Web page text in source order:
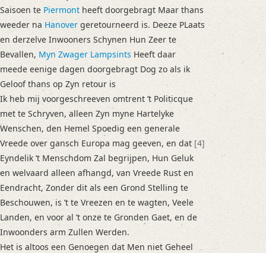
Saisoen te Piermont heeft doorgebragt Maar thans
weeder na Hanover geretourneerd is. Deeze PLaats
en derzelve Inwooners Schynen Hun Zeer te
Bevallen, Myn Zwager Lampsints Heeft daar
meede eenige dagen doorgebragt Dog zo als ik
Geloof thans op Zyn retour is
Ik heb mij voorgeschreeven omtrent ’t Politicque
met te Schryven,alleen Zyn myne Hartelyke
Wenschen, den Hemel Spoedig een generale
Vreede over gansch Europa mag geeven, en dat [4]
Eyndelik ’t Menschdom Zal begrijpen, Hun Geluk
en welvaard alleen afhangd, van Vreede Rust en
Eendracht, Zonder dit als een Grond Stelling te
Beschouwen, is ’t te Vreezen en te wagten, Veele
Landen, en voor al ’t onze te Gronden Gaet, en de
Inwoonders arm Zullen Werden.
Het is altoos een Genoegen dat Men niet Geheel